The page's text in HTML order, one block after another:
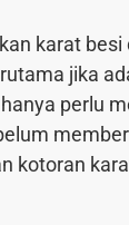
karat
jika
perlu
kotoran